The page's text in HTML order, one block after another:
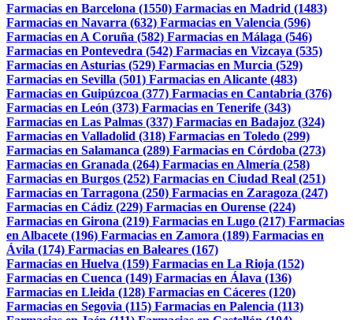
Farmacias en Barcelona (1550) Farmacias en Madrid (1483)
Farmacias en Navarra (632) Farmacias en Valencia (596)
Farmacias en A Coruña (582) Farmacias en Málaga (546)
Farmacias en Pontevedra (542) Farmacias en Vizcaya (535)
Farmacias en Asturias (529) Farmacias en Murcia (529)
Farmacias en Sevilla (501) Farmacias en Alicante (483)
Farmacias en Guipúzcoa (377) Farmacias en Cantabria (376)
Farmacias en León (373) Farmacias en Tenerife (343)
Farmacias en Las Palmas (337) Farmacias en Badajoz (324)
Farmacias en Valladolid (318) Farmacias en Toledo (299)
Farmacias en Salamanca (289) Farmacias en Córdoba (273)
Farmacias en Granada (264) Farmacias en Almería (258)
Farmacias en Burgos (252) Farmacias en Ciudad Real (251)
Farmacias en Tarragona (250) Farmacias en Zaragoza (247)
Farmacias en Cádiz (229) Farmacias en Ourense (224)
Farmacias en Girona (219) Farmacias en Lugo (217) Farmacias
en Albacete (196) Farmacias en Zamora (189) Farmacias en
Ávila (174) Farmacias en Baleares (167)
Farmacias en Huelva (159) Farmacias en La Rioja (152)
Farmacias en Cuenca (149) Farmacias en Álava (136)
Farmacias en Lleida (128) Farmacias en Cáceres (120)
Farmacias en Segovia (115) Farmacias en Palencia (113)